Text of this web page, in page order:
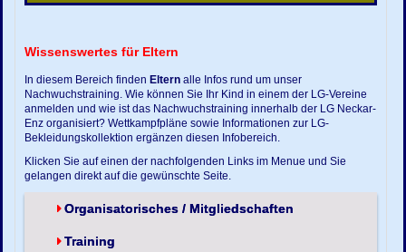
Wissenswertes für Eltern
In diesem Bereich findenEltern alle Infos rund um unser
Nachwuchstraining. Wie können Sie Ihr Kind in einem der LG-Vereine
anmelden und wie ist das Nachwuchstraining innerhalb der LG Neckar-
Enz organisiert? Wettkampfpläne sowie Informationen zur LG-
Bekleidungskollektion ergänzen diesen Infobereich.
Klicken Sie auf einen der nachfolgenden Links im Menue und Sie
gelangen direkt auf die gewünschte Seite.
Organisatorisches / Mitgliedschaften
Training